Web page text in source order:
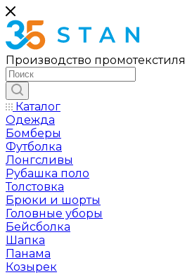
Производство промотекстиля
Каталог
Одежда
Бомберы
Футболка
Лонгсливы
Рубашка поло
Толстовка
Брюки и шорты
Головные уборы
Бейсболка
Шапка
Панама
Козырек